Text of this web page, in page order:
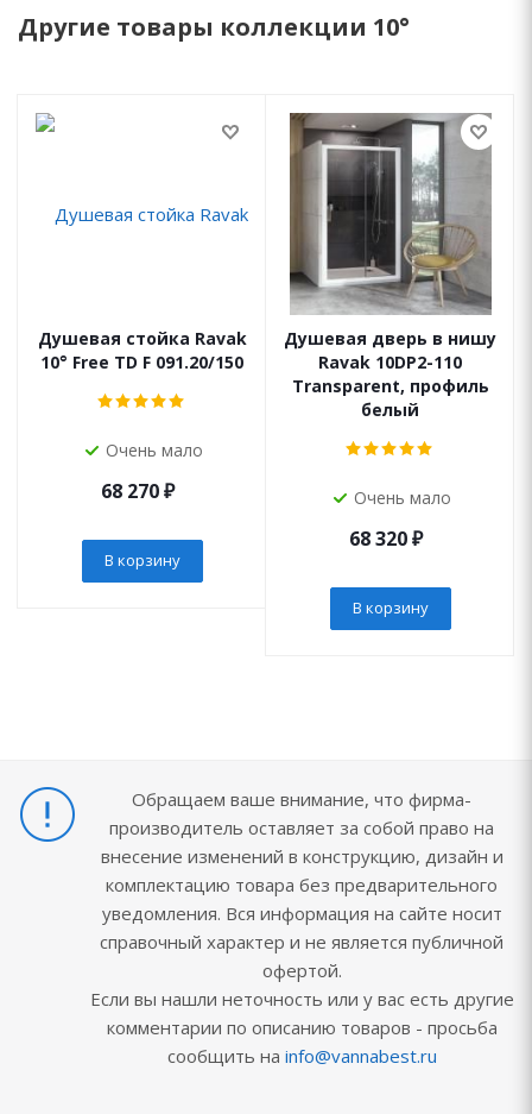
Другие товары коллекции 10°
Душевая стойка Ravak
10° Free TD F 091.20/150
Очень мало
68 270₽
В корзину
Душевая дверь в нишу
Ravak 10DP2-110
Transparent, профиль
белый
Очень мало
68 320₽
В корзину
Обращаем ваше внимание, что фирма-
производитель оставляет за собой право на
внесение изменений в конструкцию, дизайн и
комплектацию товара без предварительного
уведомления. Вся информация на сайте носит
справочный характер и не является публичной
офертой.
Если вы нашли неточность или у вас есть другие
комментарии по описанию товаров - просьба
сообщить на info@vannabest.ru